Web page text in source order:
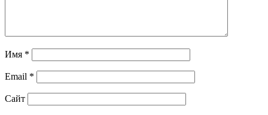
Имя *
Email *
Сайт